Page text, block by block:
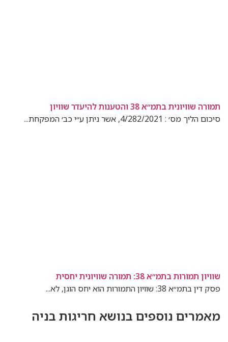
תמורה שוויונית בתמ״א 38 והטענות להיעדר שוויון
סיכום הליך מס׳ : 4/282/2021, אשר ניתן ע״י כב׳ המפקחת...
שוויון תמורות בתמ״א 38: תמורה שוויונית יחסית
פסק דין בתמ״א 38: שוויון התמורות הוא יחס הוגן, לא...
מאמרים נוספים בנושא חריגות בניה